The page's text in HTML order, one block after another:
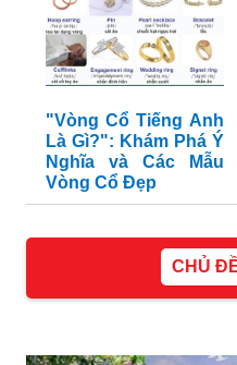
"Vòng Cổ Tiếng Anh
Là Gì?": Khám Phá Ý
Nghĩa và Các Mẫu
Vòng Cổ Đẹp
CHỦ